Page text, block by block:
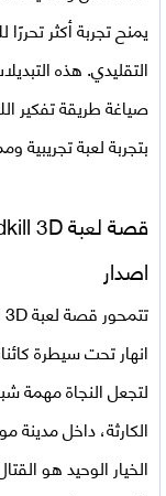
يمنح تجربة أكثر تحررًا
التقليدي. هذه
صياغة طريقة تفكير
بتجربة لعبة تجريبية
اصدار
انهار تحت سيطرة
لتجعل النجاة مهمة
الكارثة، داخل مدينة
الخيار الوحيد هو